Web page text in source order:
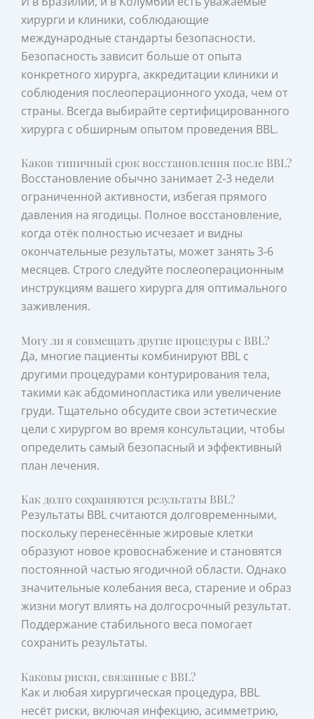
хирурги и клиники, соблюдающие
международные стандарты безопасности.
Безопасность зависит больше от опыта
конкретного хирурга, аккредитации клиники и
соблюдения послеоперационного ухода, чем от
страны. Всегда выбирайте сертифицированного
хирурга с обширным опытом проведения BBL.
Каков типичный срок восстановления после BBL?
Восстановление обычно занимает 2‑3 недели
ограниченной активности, избегая прямого
давления на ягодицы. Полное восстановление,
когда отёк полностью исчезает и видны
окончательные результаты, может занять 3‑6
месяцев. Строго следуйте послеоперационным
инструкциям вашего хирурга для оптимального
заживления.
Могу ли я совмещать другие процедуры с BBL?
Да, многие пациенты комбинируют BBL с
другими процедурами контурирования тела,
такими как абдоминопластика или увеличение
груди. Тщательно обсудите свои эстетические
цели с хирургом во время консультации, чтобы
определить самый безопасный и эффективный
план лечения.
Как долго сохраняются результаты BBL?
Результаты BBL считаются долговременными,
поскольку перенесённые жировые клетки
образуют новое кровоснабжение и становятся
постоянной частью ягодичной области. Однако
значительные колебания веса, старение и образ
жизни могут влиять на долгосрочный результат.
Поддержание стабильного веса помогает
сохранить результаты.
Каковы риски, связанные с BBL?
Как и любая хирургическая процедура, BBL
несёт риски, включая инфекцию, асимметрию,